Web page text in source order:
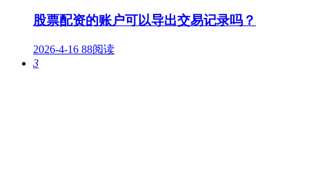
股票配资的账户可以导出交易记录吗？
2026-4-16 88阅读
3